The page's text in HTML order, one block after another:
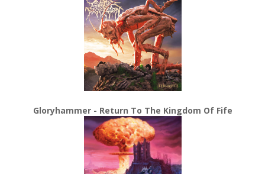
Gloryhammer - Return To The Kingdom Of Fife